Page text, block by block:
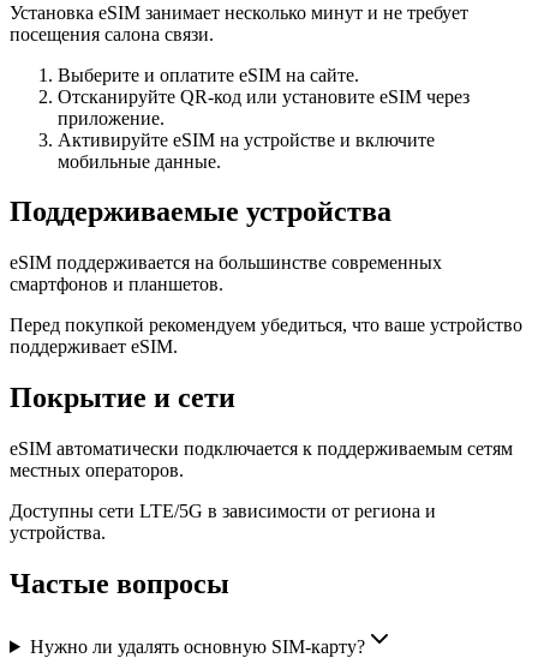
Установка eSIM занимает несколько минут и не требует
посещения салона связи.
Выберите и оплатите eSIM на сайте.
Отсканируйте QR-код или установите eSIM через
приложение.
Активируйте eSIM на устройстве и включите
мобильные данные.
Поддерживаемые устройства
eSIM поддерживается на большинстве современных
смартфонов и планшетов.
Перед покупкой рекомендуем убедиться, что ваше устройство
поддерживает eSIM.
Покрытие и сети
eSIM автоматически подключается к поддерживаемым сетям
местных операторов.
Доступны сети LTE/5G в зависимости от региона и
устройства.
Частые вопросы
Нужно ли удалять основную SIM-карту?